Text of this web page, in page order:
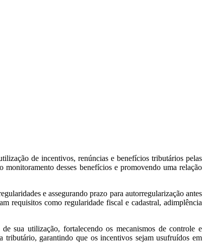
de incentivos, renúncias e benefícios tributários pelas
desses benefícios e promovendo uma relação
e assegurando prazo para autorregularização antes
requisitos como regularidade fiscal e cadastral, adimplência
sua utilização, fortalecendo os mecanismos de controle e
tributário, garantindo que os incentivos sejam usufruídos em